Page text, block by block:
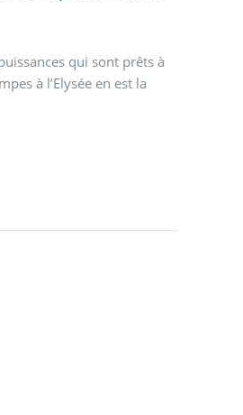
qui sont prêts à
à l’Elysée en est la